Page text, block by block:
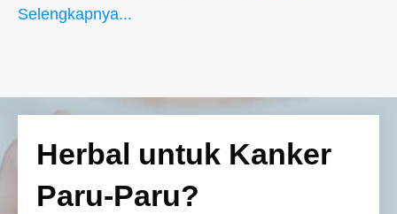
Selengkapnya...
Herbal untuk Kanker
Paru-Paru?